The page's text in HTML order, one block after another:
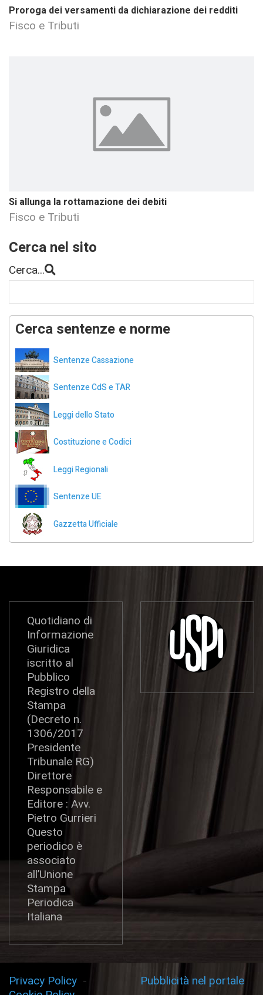
Proroga dei versamenti da dichiarazione dei redditi
Fisco e Tributi
Si allunga la rottamazione dei debiti
Fisco e Tributi
Cerca nel sito
Cerca...
Cerca sentenze e norme
Sentenze Cassazione
Sentenze CdS e TAR
Leggi dello Stato
Costituzione e Codici
Leggi Regionali
Sentenze UE
Gazzetta Ufficiale
Quotidiano di
Informazione
Giuridica
iscritto al
Pubblico
Registro della
Stampa
(Decreto n.
1306/2017
Presidente
Tribunale RG)
Direttore
Responsabile e
Editore : Avv.
Pietro Gurrieri
Questo
periodico è
associato
all’Unione
Stampa
Periodica
Italiana
Privacy Policy -
Pubblicità nel portale